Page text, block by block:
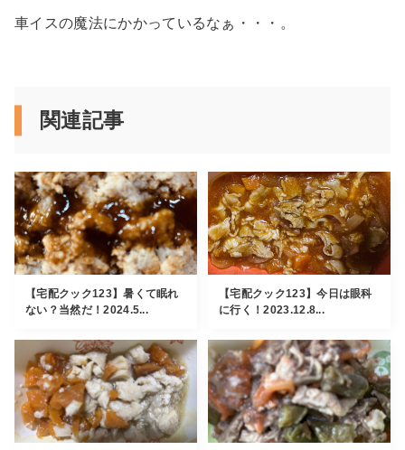
車イスの魔法にかかっているなぁ・・・。
関連記事
【宅配クック123】暑くて眠れ
ない？当然だ！2024.5...
【宅配クック123】今日は眼科
に行く！2023.12.8...